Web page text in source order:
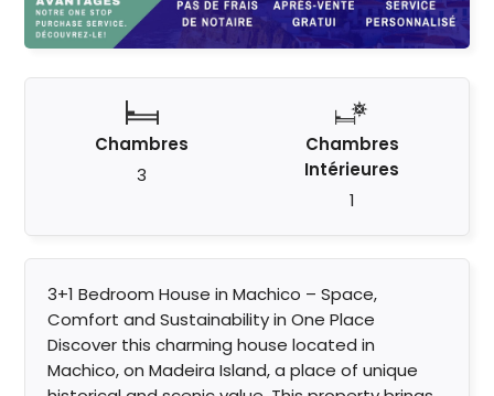
Chambres
3
Chambres
Intérieures
1
3+1 Bedroom House in Machico – Space,
Comfort and Sustainability in One Place
Discover this charming house located in
Machico, on Madeira Island, a place of unique